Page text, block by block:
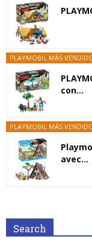
PLAYMOBIL MÁS
con...
PLAYMOBIL MÁS
avec...
Search